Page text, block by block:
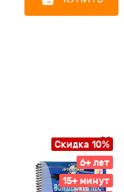
Скидка 10%
6+ лет
15+ минут